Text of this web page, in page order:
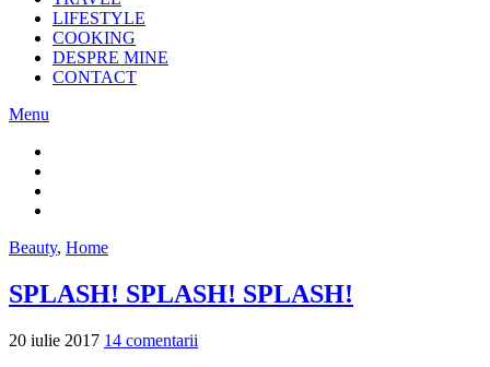
LIFESTYLE
COOKING
DESPRE MINE
CONTACT
Menu
Beauty, Home
SPLASH! SPLASH! SPLASH!
20 iulie 2017 14 comentarii